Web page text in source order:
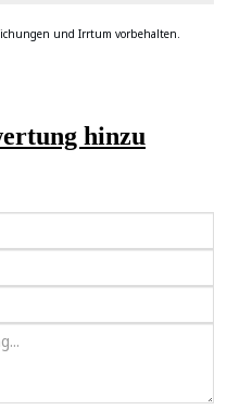
und Irrtum vorbehalten.
hinzu